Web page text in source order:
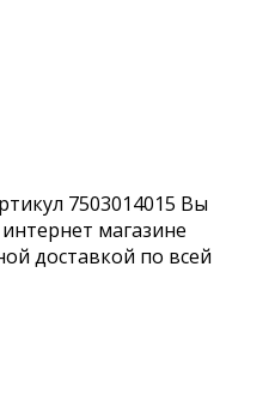
7503014015 Вы
магазине
доставкой по всей